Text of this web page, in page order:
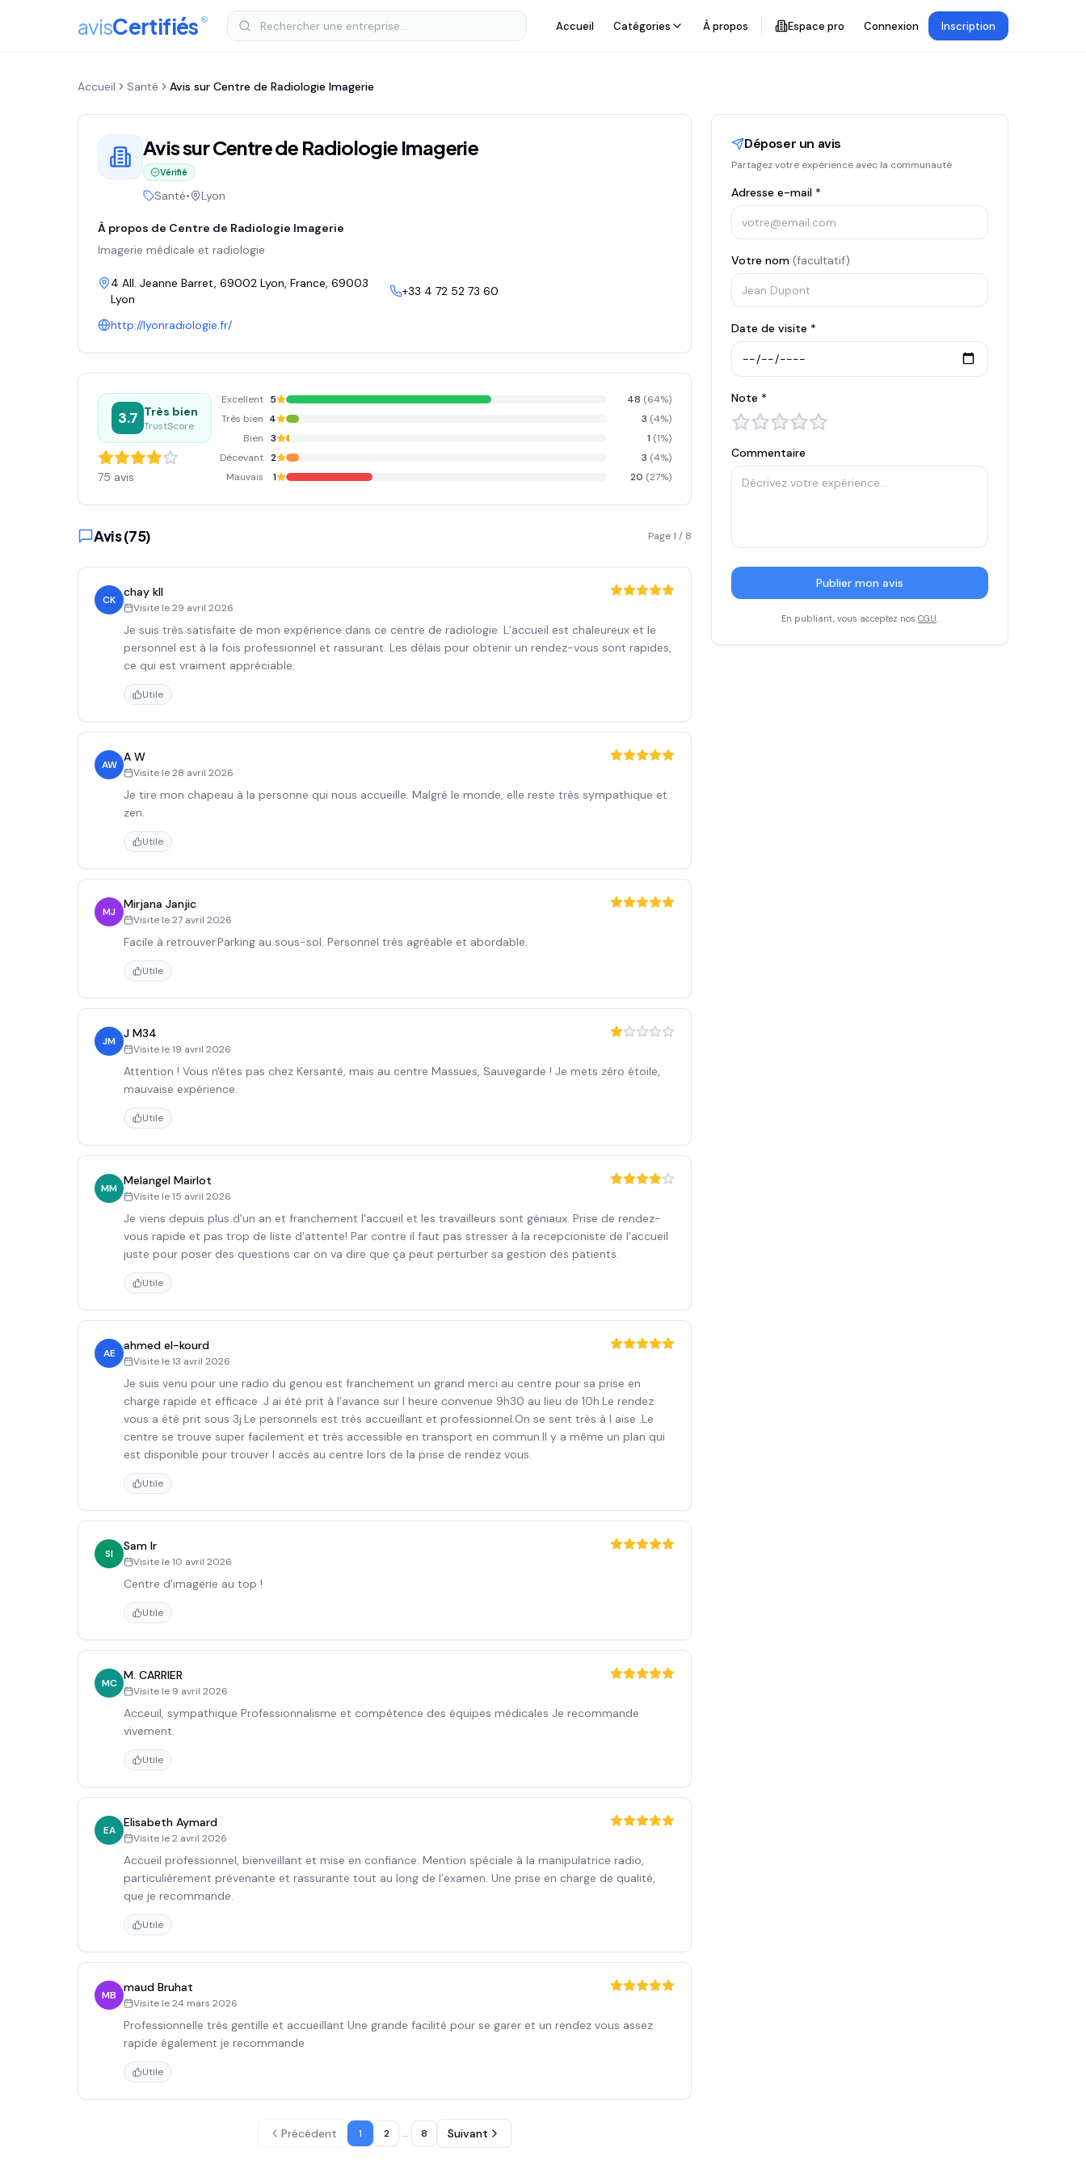
avisCertifiés® Accueil Catégories À propos Espace pro Connexion Inscription
Accueil Santé Avis sur Centre de Radiologie Imagerie
Avis surCentre de Radiologie Imagerie
Vérifié
Santé• Lyon
À propos de Centre de Radiologie Imagerie
Imagerie médicale et radiologie
4 All. Jeanne Barret, 69002 Lyon, France, 69003
Lyon
+33 4 72 52 73 60
http://lyonradiologie.fr/
3.7 Très bien
TrustScore
75 avis
Excellent 5 48 (64%)
Très bien 4 3 (4%)
Bien
3 1 (1%)
Décevant 2 3 (4%)
Mauvais
1 20 (27%)
Avis (75) Page1 / 8
CK
chay kll
Visite le29 avril 2026
Je suis très satisfaite de mon expérience dans ce centre de radiologie. L’accueil est chaleureux et le
personnel est à la fois professionnel et rassurant. Les délais pour obtenir un rendez-vous sont rapides,
ce qui est vraiment appréciable.
Utile
AW
A W
Visite le28 avril 2026
Je tire mon chapeau à la personne qui nous accueille. Malgré le monde, elle reste très sympathique et
zen.
Utile
MJ
Mirjana Janjic
Visite le27 avril 2026
Facile à retrouver.Parking au sous-sol. Personnel très agréable et abordable.
Utile
JM
J M34
Visite le19 avril 2026
Attention ! Vous n'êtes pas chez Kersanté, mais au centre Massues, Sauvegarde ! Je mets zéro étoile,
mauvaise expérience.
Utile
MM
Melangel Mairlot
Visite le15 avril 2026
Je viens depuis plus d'un an et franchement l'accueil et les travailleurs sont géniaux. Prise de rendez-
vous rapide et pas trop de liste d'attente! Par contre il faut pas stresser à la recepcioniste de l'accueil
juste pour poser des questions car on va dire que ça peut perturber sa gestion des patients.
Utile
AE
ahmed el-kourd
Visite le13 avril 2026
Je suis venu pour une radio du genou est franchement un grand merci au centre pour sa prise en
charge rapide et efficace .J ai été prit à l’avance sur l heure convenue 9h30 au lieu de 10h.Le rendez
vous a été prit sous 3j.Le personnels est très accueillant et professionnel.On se sent très à l aise .Le
centre se trouve super facilement et très accessible en transport en commun.Il y a même un plan qui
est disponible pour trouver l accès au centre lors de la prise de rendez vous.
Utile
SI
Sam Ir
Visite le10 avril 2026
Centre d'imagerie au top !
Utile
MC
M. CARRIER
Visite le 9 avril 2026
Acceuil, sympathique Professionnalisme et compétence des équipes médicales Je recommande
vivement.
Utile
EA
Elisabeth Aymard
Visite le2 avril 2026
Accueil professionnel, bienveillant et mise en confiance. Mention spéciale à la manipulatrice radio,
particulièrement prévenante et rassurante tout au long de l’examen. Une prise en charge de qualité,
que je recommande.
Utile
MB
maud Bruhat
Visite le24 mars 2026
Professionnelle très gentille et accueillant Une grande facilité pour se garer et un rendez vous assez
rapide également je recommande
Utile
Précédent 1 2 … 8 Suivant
Déposer un avis
Partagez votre expérience avec la communauté
Adresse e-mail *
Votre nom (facultatif)
Date de visite *
Note *
Commentaire
Publier mon avis
En publiant, vous acceptez nos CGU.